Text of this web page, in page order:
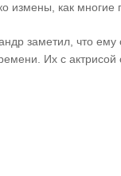
измены, как
заметил, что
Их с актрисой